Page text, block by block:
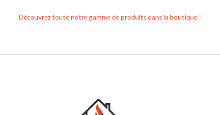
Découvrez toute notre gamme de produits dans la boutique !